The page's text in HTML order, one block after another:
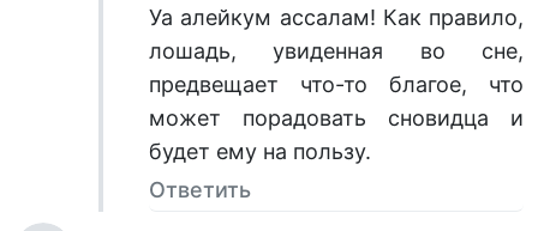
Уа алейкум ассалам! Как правило,
лошадь, увиденная во сне,
предвещает что-то благое, что
может порадовать сновидца и
будет ему на пользу.
Ответить